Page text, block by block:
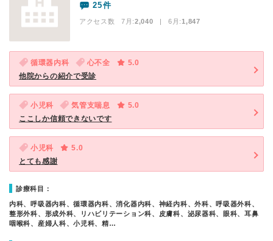
25件
アクセス数 7月:2,040 | 6月:1,847
循環器内科 心不全
5.0
他院からの紹介で受診
小児科 気管支喘息
5.0
ここしか信頼できないです
小児科
5.0
とても感謝
診療科目：
内科、呼吸器内科、循環器内科、消化器内科、神経内科、外科、呼吸器外科、
整形外科、形成外科、リハビリテーション科、皮膚科、泌尿器科、眼科、耳鼻
咽喉科、産婦人科、小児科、精…